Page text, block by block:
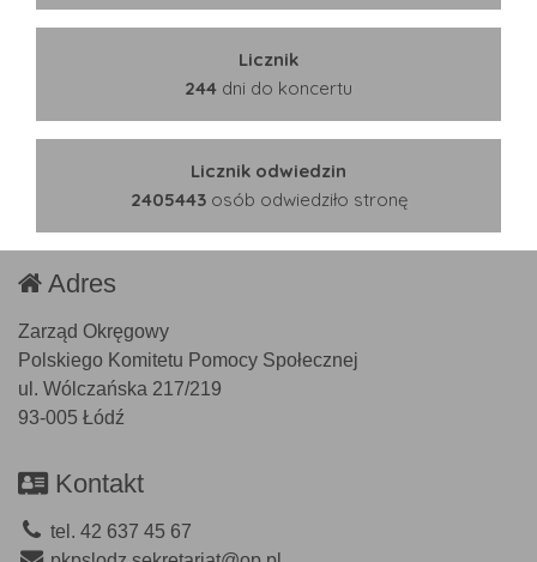
Licznik
244 dni do koncertu
Licznik odwiedzin
2405443osób odwiedziło stronę
Adres
Zarząd Okręgowy
Polskiego Komitetu Pomocy Społecznej
ul. Wólczańska 217/219
93-005 Łódź
Kontakt
tel. 42 637 45 67